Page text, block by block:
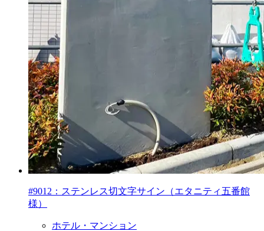
#9012：ステンレス切文字サイン（エタニティ五番館
様）
ホテル・マンション